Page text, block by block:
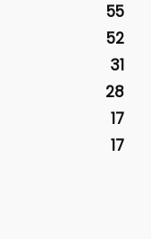
55
52
31
28
17
17